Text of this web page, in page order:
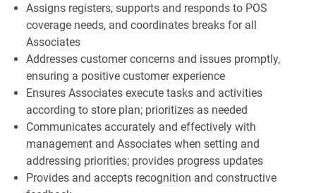
Assigns registers, supports and responds to POS
coverage needs, and coordinates breaks for all
Associates
Addresses customer concerns and issues promptly,
ensuring a positive customer experience
Ensures Associates execute tasks and activities
according to store plan; prioritizes as needed
Communicates accurately and effectively with
management and Associates when setting and
addressing priorities; provides progress updates
Provides and accepts recognition and constructive